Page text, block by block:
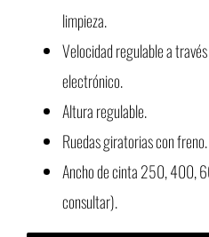
limpieza.
Velocidad regulable a
electrónico.
Altura regulable.
Ruedas giratorias con freno.
Ancho de cinta 250, 400,
consultar).